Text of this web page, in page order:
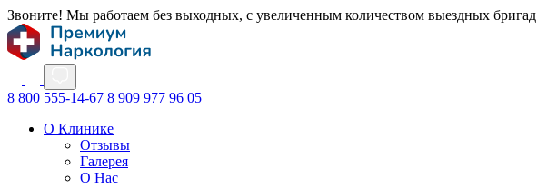
Звоните! Мы работаем без выходных, с увеличенным количеством выездных бригад
8 800 555-14-67 8 909 977 96 05
О Клинике
Отзывы
Галерея
О Нас